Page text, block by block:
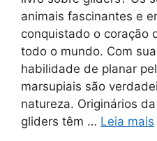
animais fascinantes e
conquistado o coração
todo o mundo. Com
habilidade de planar
marsupiais são
natureza. Originários
gliders têm … Leia mais